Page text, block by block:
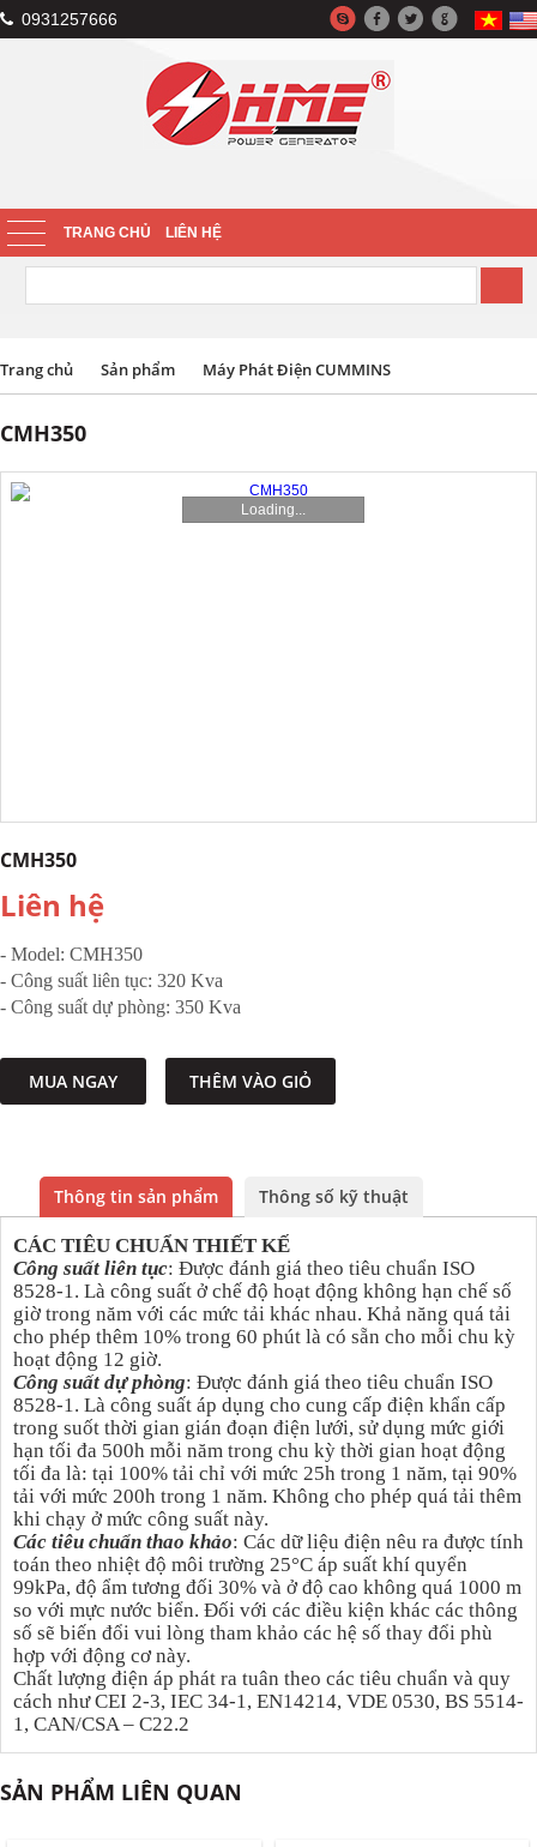
0931257666
TRANG CHỦ LIÊN HỆ
Trang chủ Sản phẩm Máy Phát Điện CUMMINS
CMH350
Loading...
CMH350
Liên hệ
- Model: CMH350
- Công suất liên tục: 320 Kva
- Công suất dự phòng: 350 Kva
MUA NGAY THÊM VÀO GIỎ
Thông tin sản phẩm Thông số kỹ thuật
CÁC TIÊU CHUẨN THIẾT KẾ
Công suất liên tục: Được đánh giá theo tiêu chuẩn ISO
8528-1. Là công suất ở chế độ hoạt động không hạn chế số
giờ trong năm với các mức tải khác nhau. Khả năng quá tải
cho phép thêm 10% trong 60 phút là có sẵn cho mỗi chu kỳ
hoạt động 12 giờ.
Công suất dự phòng: Được đánh giá theo tiêu chuẩn ISO
8528-1. Là công suất áp dụng cho cung cấp điện khẩn cấp
trong suốt thời gian gián đoạn điện lưới, sử dụng mức giới
hạn tối đa 500h mỗi năm trong chu kỳ thời gian hoạt động
tối đa là: tại 100% tải chỉ với mức 25h trong 1 năm, tại 90%
tải với mức 200h trong 1 năm. Không cho phép quá tải thêm
khi chạy ở mức công suất này.
Các tiêu chuẩn thao khảo: Các dữ liệu điện nêu ra được tính
toán theo nhiệt độ môi trường 25°C áp suất khí quyển
99kPa, độ ẩm tương đối 30% và ở độ cao không quá 1000 m
so với mực nước biển. Đối với các điều kiện khác các thông
số sẽ biến đổi vui lòng tham khảo các hệ số thay đổi phù
hợp với động cơ này.
Chất lượng điện áp phát ra tuân theo các tiêu chuẩn và quy
cách như CEI 2-3, IEC 34-1, EN14214, VDE 0530, BS 5514-
1, CAN/CSA – C22.2
SẢN PHẨM LIÊN QUAN